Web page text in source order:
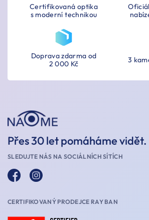
Certifikovaná optika
s moderní technikou
3
Doprava zdarma od
2 000 Kč
Přes 30 let pomáháme vidět.
SLEDUJTE NÁS NA SOCIÁLNÍCH SÍTÍCH
CERTIFIKOVANÝ PRODEJCE RAY BAN